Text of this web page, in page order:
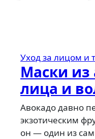
Уход за лицом и
Маски из
лица и
рецепты
условиях
Авокадо давно перестал быть просто
экзотическим
он — один из